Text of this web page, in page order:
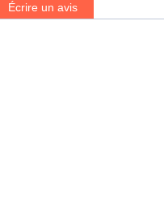
Écrire un avis